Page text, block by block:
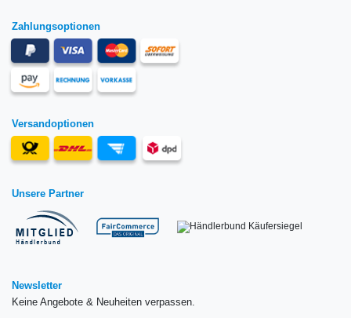
Zahlungsoptionen
Versandoptionen
Unsere Partner
Newsletter
Keine Angebote & Neuheiten verpassen.